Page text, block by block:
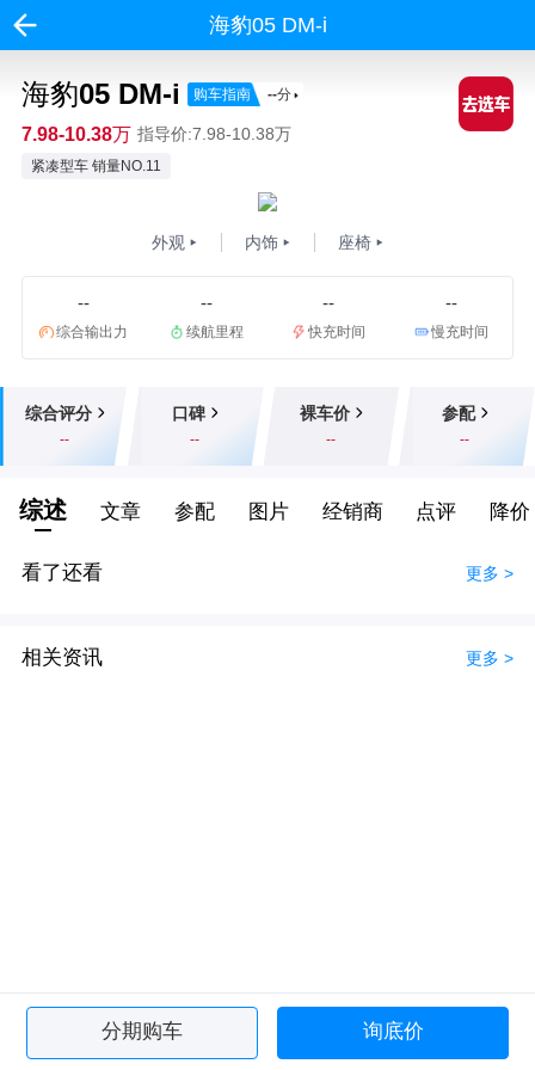
海豹05 DM-i
海豹05 DM-i 购车指南 --分
7.98-10.38万 指导价:7.98-10.38万
紧凑型车 销量NO.11
外观 内饰 座椅
--
综合输出力
--
续航里程
--
快充时间
--
慢充时间
综合评分
--
口碑
--
裸车价
--
参配
--
综述 文章 参配 图片 经销商 点评 降价
看了还看 更多 >
相关资讯 更多 >
分期购车 询底价